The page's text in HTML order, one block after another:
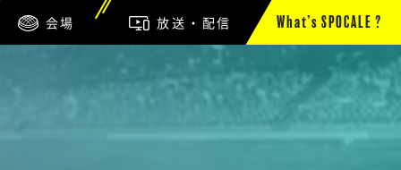
会場 放送・配信 What’s SPOCALE ?